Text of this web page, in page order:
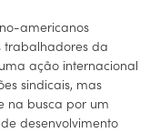
americanos
trabalhadores da
ação internacional
sindicais, mas
na busca por um
desenvolvimento